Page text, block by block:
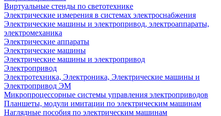
Виртуальные стенды по светотехнике
Электрические измерения в системах электроснабжения
Электрические машины и электропривод, электроаппараты,
электромеханика
Электрические аппараты
Электрические машины
Электрические машины и электропривод
Электропривод
Электротехника, Электроника, Электрические машины и
Электропривод ЭМ
Микропроцессорные системы управления электроприводов
Планшеты, модули имитации по электрическим машинам
Наглядные пособия по электрическим машинам